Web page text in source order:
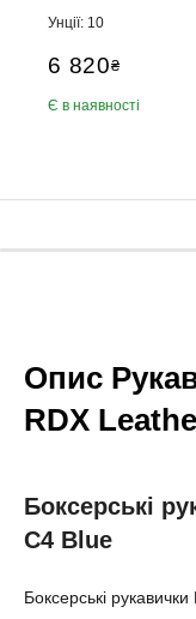
Унції: 10
6 820₴
Є в наявності
Опис
RDX
Боксерські
C4 Blue
Боксерські